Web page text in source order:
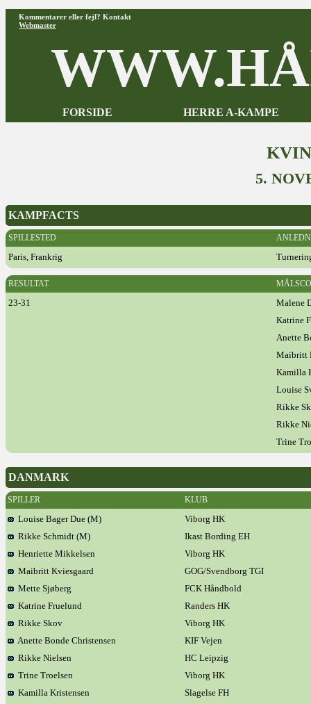
Kommentarer eller fejl? Kontakt
Webmaster
FORSIDE HERRE A-KAMPE
5.
KAMPFACTS
SPILLESTED
Paris, Frankrig
RESULTAT
23-31
Malene
Katrine
Anette
Maibritt
Kamilla
Louise
Rikke
Rikke
Trine
DANMARK
SPILLER KLUB
Louise Bager Due (M)
Viborg HK
Rikke Schmidt (M)
Ikast Bording EH
Henriette Mikkelsen
Viborg HK
Maibritt Kviesgaard
GOG/Svendborg TGI
Mette Sjøberg
FCK Håndbold
Katrine Fruelund
Randers HK
Rikke Skov
Viborg HK
Anette Bonde Christensen
KIF Vejen
Rikke Nielsen
HC Leipzig
Trine Troelsen
Viborg HK
Kamilla Kristensen
Slagelse FH